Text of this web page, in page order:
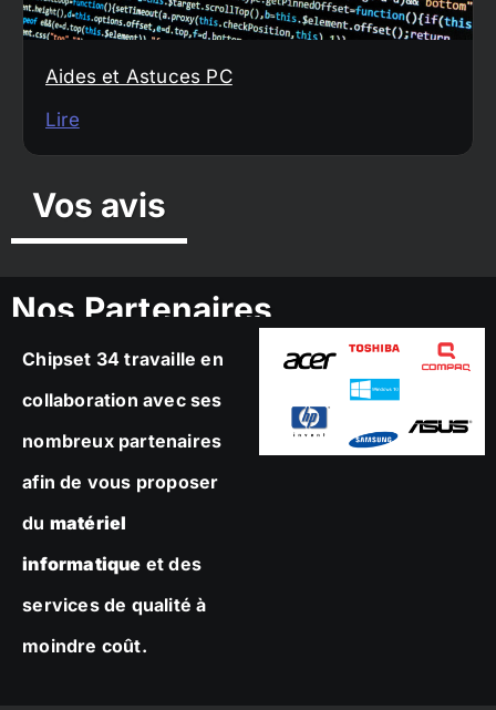
Aides et Astuces PC
Lire
Vos avis
Nos Partenaires
Chipset 34 travaille en
collaboration avec ses
nombreux partenaires
afin de vous proposer
du matériel
informatique et des
services de qualité à
moindre coût.